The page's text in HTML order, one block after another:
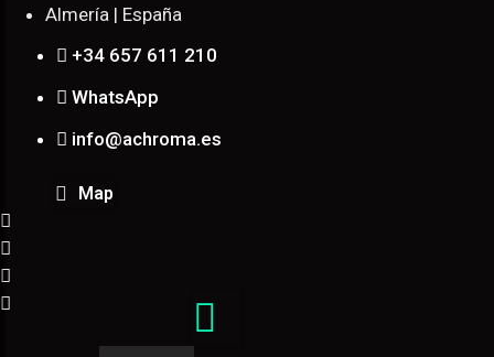
Almería | España
+34 657 611 210
WhatsApp
info@achroma.es
Map